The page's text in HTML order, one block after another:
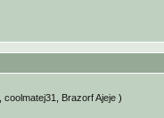
coolmatej31 Brazorf Ajeje)